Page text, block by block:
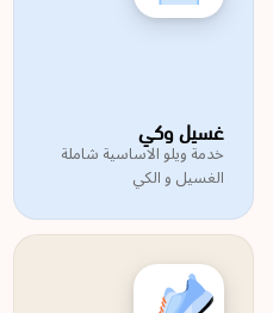
غسيل وكي
خدمة ويلو الاساسية شاملة
الغسيل و الكي